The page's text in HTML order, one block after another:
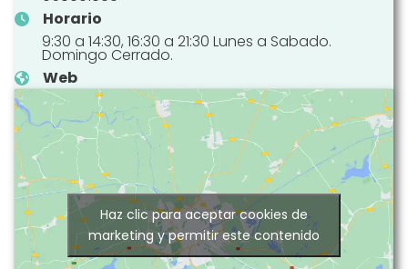
Horario
9:30 a 14:30, 16:30 a 21:30 Lunes a Sabado.
Domingo Cerrado.
Web
Haz clic para aceptar cookies de
marketing y permitir este contenido